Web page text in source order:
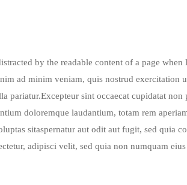
by the readable content of a page
ad minim veniam, quis nostrud
pariatur.Excepteur sint occaecat cupidatat
doloremque laudantium, totam rem
sitaspernatur aut odit aut fugit, sed quia
adipisci velit, sed quia non numquam